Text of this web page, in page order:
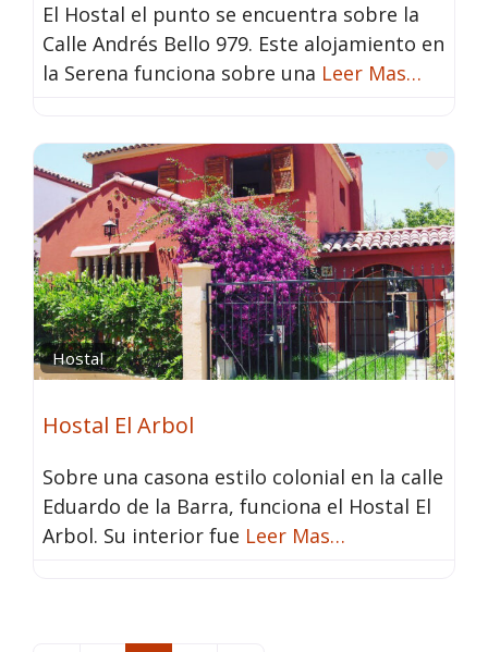
El Hostal el punto se encuentra sobre la
Calle Andrés Bello 979. Este alojamiento en
la Serena funciona sobre una Leer Mas…
Hostal
Hostal El Arbol
Sobre una casona estilo colonial en la calle
Eduardo de la Barra, funciona el Hostal El
Arbol. Su interior fue Leer Mas…